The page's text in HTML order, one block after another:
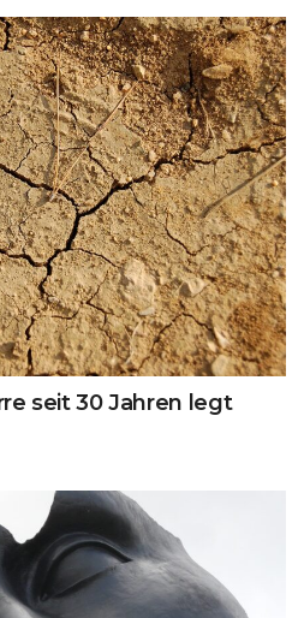
seit 30 Jahren legt